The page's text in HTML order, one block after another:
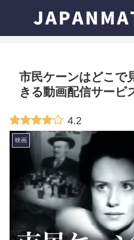
市民ケーンはどこで
きる動画配信サービ
4.2
映画